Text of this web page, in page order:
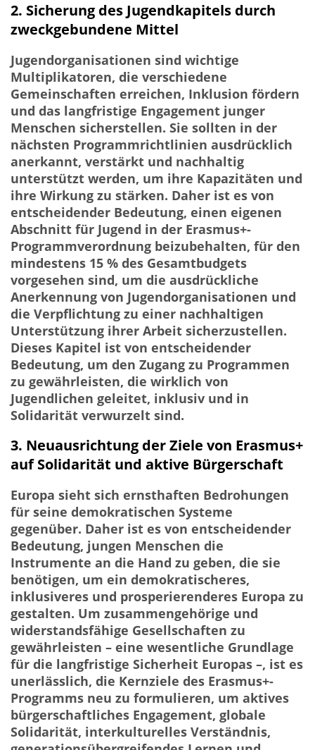
2. Sicherung des Jugendkapitels durch
zweckgebundene Mittel
Jugendorganisationen sind wichtige
Multiplikatoren, die verschiedene
Gemeinschaften erreichen, Inklusion fördern
und das langfristige Engagement junger
Menschen sicherstellen. Sie sollten in der
nächsten Programmrichtlinien ausdrücklich
anerkannt, verstärkt und nachhaltig
unterstützt werden, um ihre Kapazitäten und
ihre Wirkung zu stärken. Daher ist es von
entscheidender Bedeutung, einen eigenen
Abschnitt für Jugend in der Erasmus+-
Programmverordnung beizubehalten, für den
mindestens 15 % des Gesamtbudgets
vorgesehen sind, um die ausdrückliche
Anerkennung von Jugendorganisationen und
die Verpflichtung zu einer nachhaltigen
Unterstützung ihrer Arbeit sicherzustellen.
Dieses Kapitel ist von entscheidender
Bedeutung, um den Zugang zu Programmen
zu gewährleisten, die wirklich von
Jugendlichen geleitet, inklusiv und in
Solidarität verwurzelt sind.
3. Neuausrichtung der Ziele von Erasmus+
auf Solidarität und aktive Bürgerschaft
Europa sieht sich ernsthaften Bedrohungen
für seine demokratischen Systeme
gegenüber. Daher ist es von entscheidender
Bedeutung, jungen Menschen die
Instrumente an die Hand zu geben, die sie
benötigen, um ein demokratischeres,
inklusiveres und prosperierenderes Europa zu
gestalten. Um zusammengehörige und
widerstandsfähige Gesellschaften zu
gewährleisten – eine wesentliche Grundlage
für die langfristige Sicherheit Europas –, ist es
unerlässlich, die Kernziele des Erasmus+-
Programms neu zu formulieren, um aktives
bürgerschaftliches Engagement, globale
Solidarität, interkulturelles Verständnis,